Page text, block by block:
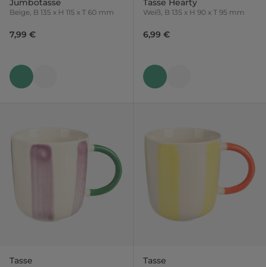
Jumbotasse
Beige, B 135 x H 115 x T 60 mm
7,99 €
Tasse Hearty
Weiß, B 135 x H 90 x T 95 mm
6,99 €
Tasse Tasse